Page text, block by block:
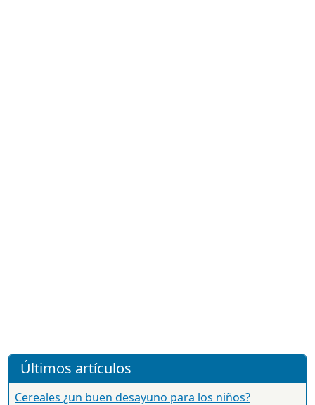
Últimos artículos
Cereales ¿un buen desayuno para los niños?